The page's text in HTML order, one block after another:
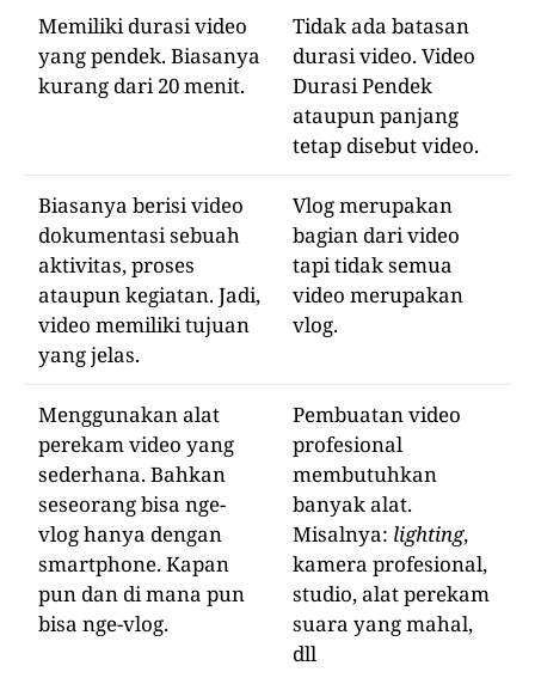
Memiliki durasi video
yang pendek. Biasanya
kurang dari 20 menit.
Tidak ada batasan
durasi video. Video
Durasi Pendek
ataupun panjang
tetap disebut video.
Biasanya berisi video
dokumentasi sebuah
aktivitas, proses
ataupun kegiatan. Jadi,
video memiliki tujuan
yang jelas.
Vlog merupakan
bagian dari video
tapi tidak semua
video merupakan
vlog.
Menggunakan alat
perekam video yang
sederhana. Bahkan
seseorang bisa nge-
vlog hanya dengan
smartphone. Kapan
pun dan di mana pun
bisa nge-vlog.
Pembuatan video
profesional
membutuhkan
banyak alat.
Misalnya: lighting,
kamera profesional,
studio, alat perekam
suara yang mahal,
dll